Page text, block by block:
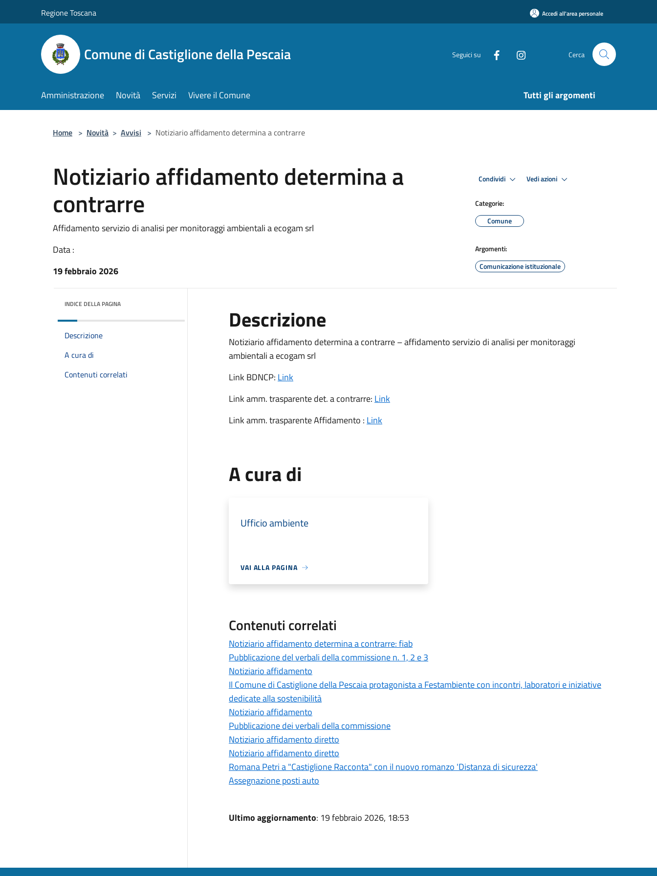
Regione Toscana Accedi all'area personale
Comune di Castiglione della Pescaia Seguici su Cerca
Amministrazione Novità Servizi Vivere il Comune Tutti gli argomenti
Home > Novità > Avvisi > Notiziario affidamento determina a contrarre
Notiziario affidamento determina a
contrarre
Affidamento servizio di analisi per monitoraggi ambientali a ecogam srl
Data :
19 febbraio 2026
Condividi Vedi azioni
Categorie:
Comune
Argomenti:
Comunicazione istituzionale
INDICE DELLA PAGINA
Descrizione
A cura di
Contenuti correlati
Descrizione
Notiziario affidamento determina a contrarre – affidamento servizio di analisi per monitoraggi
ambientali a ecogam srl
Link BDNCP: Link
Link amm. trasparente det. a contrarre: Link
Link amm. trasparente Affidamento : Link
A cura di
Ufficio ambiente
VAI ALLA PAGINA
Contenuti correlati
Notiziario affidamento determina a contrarre: fiab
Pubblicazione del verbali della commissione n. 1, 2 e 3
Notiziario affidamento
Il Comune di Castiglione della Pescaia protagonista a Festambiente con incontri, laboratori e iniziative
dedicate alla sostenibilità
Notiziario affidamento
Pubblicazione dei verbali della commissione
Notiziario affidamento diretto
Notiziario affidamento diretto
Romana Petri a "Castiglione Racconta" con il nuovo romanzo 'Distanza di sicurezza'
Assegnazione posti auto
Ultimo aggiornamento: 19 febbraio 2026, 18:53